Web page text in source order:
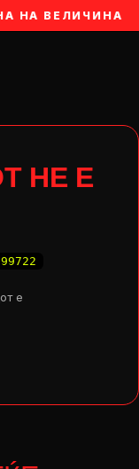
НА ВЕЛИЧИНА
НЕ Е
99722
e